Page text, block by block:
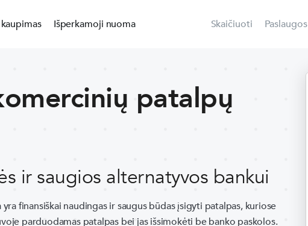
Išperkamoji nuoma Skaičiuoti Paslaugos
patalpų
ir saugios alternatyvos bankui
finansiškai naudingas ir saugus būdas įsigyti patalpas, kuriose
parduodamas patalpas bei jas išsimokėti be banko paskolos.